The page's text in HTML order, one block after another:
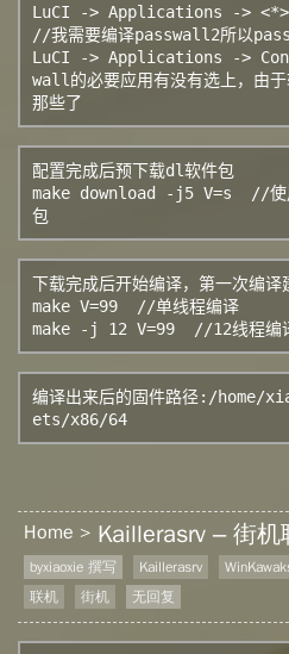
LuCI -> Applications ->
//我需要编译passwall2所以
LuCI -> Applications ->
wall的必要应用有没有选上，由
那些了
配置完成后预下载dl软件包
make download -j5 V=s  //使
包
下载完成后开始编译，第一次编译
make V=99  //单线程编译
make -j 12 V=99  //12线程编
编译出来后的固件路径:/
ets/x86/64
Home Kaillerasrv – 街
byxiaoxie 撰写 Kaillerasrv
联机
街机 无回复